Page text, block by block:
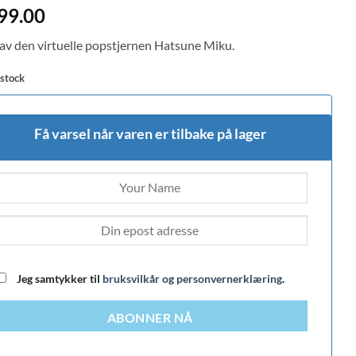
5
5
den virtuelle popstjernen Hatsune Miku.
Få varsel når varen er tilbake på lager
Jeg samtykker til bruksvilkår og personvernerklæring.
ABONNER NÅ